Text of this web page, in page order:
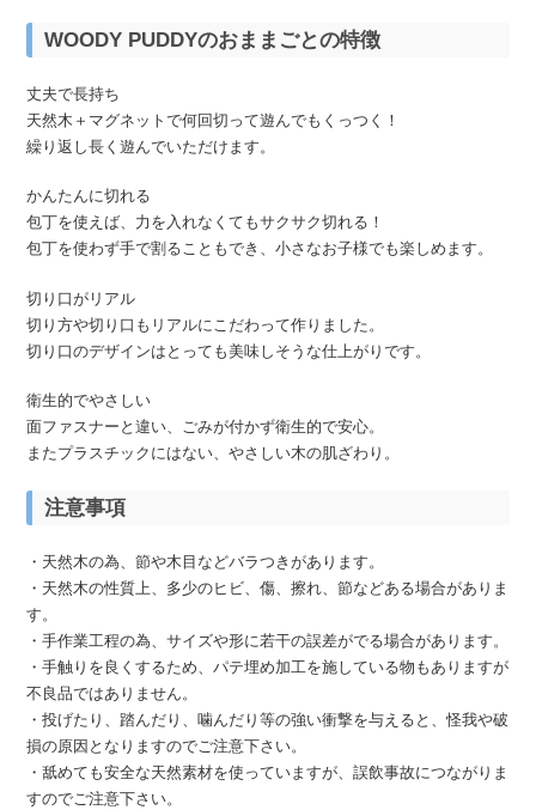
WOODY PUDDYのおままごとの特徴
丈夫で長持ち
天然木＋マグネットで何回切って遊んでもくっつく！
繰り返し長く遊んでいただけます。
かんたんに切れる
包丁を使えば、力を入れなくてもサクサク切れる！
包丁を使わず手で割ることもでき、小さなお子様でも楽しめます。
切り口がリアル
切り方や切り口もリアルにこだわって作りました。
切り口のデザインはとっても美味しそうな仕上がりです。
衛生的でやさしい
面ファスナーと違い、ごみが付かず衛生的で安心。
またプラスチックにはない、やさしい木の肌ざわり。
注意事項
・天然木の為、節や木目などバラつきがあります。
・天然木の性質上、多少のヒビ、傷、擦れ、節などある場合がありま
す。
・手作業工程の為、サイズや形に若干の誤差がでる場合があります。
・手触りを良くするため、パテ埋め加工を施している物もありますが
不良品ではありません。
・投げたり、踏んだり、噛んだり等の強い衝撃を与えると、怪我や破
損の原因となりますのでご注意下さい。
・舐めても安全な天然素材を使っていますが、誤飲事故につながりま
すのでご注意下さい。